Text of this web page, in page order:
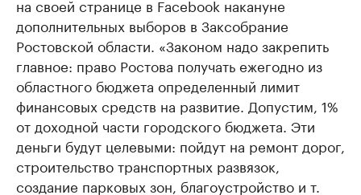
на своей странице в Facebook накануне
дополнительных выборов в Заксобрание
Ростовской области. «Законом надо закрепить
главное: право Ростова получать ежегодно из
областного бюджета определенный лимит
финансовых средств на развитие. Допустим, 1%
от доходной части городского бюджета. Эти
деньги будут целевыми: пойдут на ремонт дорог,
строительство транспортных развязок,
создание парковых зон, благоустройство и т.